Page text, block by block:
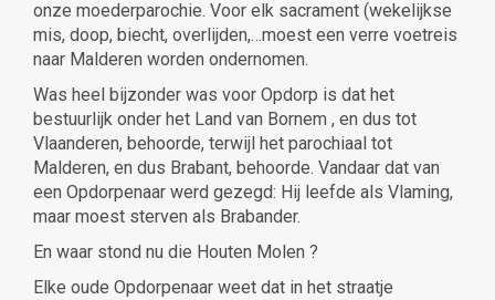
onze moederparochie. Voor elk sacrament (wekelijkse
mis, doop, biecht, overlijden,…moest een verre voetreis
naar Malderen worden ondernomen.
Was heel bijzonder was voor Opdorp is dat het
bestuurlijk onder het Land van Bornem , en dus tot
Vlaanderen, behoorde, terwijl het parochiaal tot
Malderen, en dus Brabant, behoorde. Vandaar dat van
een Opdorpenaar werd gezegd: Hij leefde als Vlaming,
maar moest sterven als Brabander.
En waar stond nu die Houten Molen ?
Elke oude Opdorpenaar weet dat in het straatje